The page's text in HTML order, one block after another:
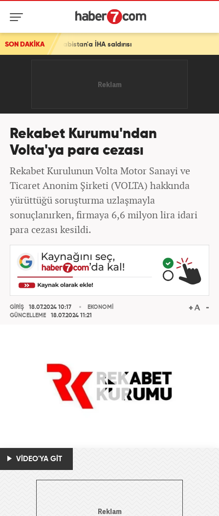
SON DAKİKA
Arabistan'a İHA saldırısı
Rekabet Kurumu'ndan
Volta'ya para cezası
Rekabet Kurulunun Volta Motor Sanayi ve
Ticaret Anonim Şirketi (VOLTA) hakkında
yürüttüğü soruşturma uzlaşmayla
sonuçlanırken, firmaya 6,6 milyon lira idari
para cezası kesildi.
GİRİŞ
18.07.2024 10:17
GÜNCELLEME
18.07.2024 11:21
EKONOMİ
VİDEO'YA GİT